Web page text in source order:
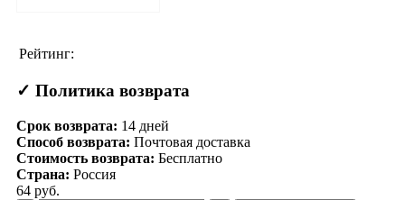
Рейтинг:
✓ Политика возврата
Срок возврата: 14 дней
Способ возврата: Почтовая доставка
Стоимость возврата: Бесплатно
Страна: Россия
64 руб.